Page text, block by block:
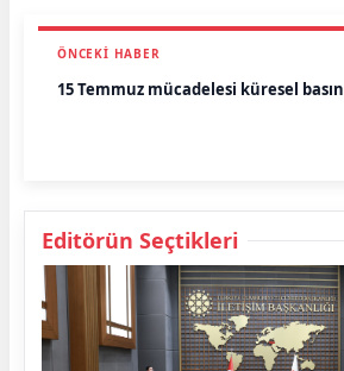
ÖNCEKI HABER
15 Temmuz mücadelesi küresel
Editörün Seçtikleri